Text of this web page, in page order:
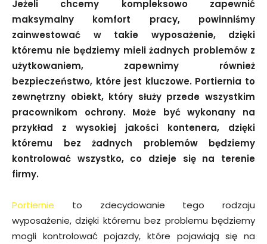
Jeżeli chcemy kompleksowo zapewnić
maksymalny komfort pracy, powinniśmy
zainwestować w takie wyposażenie, dzięki
któremu nie będziemy mieli żadnych problemów z
użytkowaniem, zapewnimy również
bezpieczeństwo, które jest kluczowe. Portiernia to
zewnętrzny obiekt, który służy przede wszystkim
pracownikom ochrony. Może być wykonany na
przykład z wysokiej jakości kontenera, dzięki
któremu bez żadnych problemów będziemy
kontrolować wszystko, co dzieje się na terenie
firmy.
Portiernie to zdecydowanie tego rodzaju
wyposażenie, dzięki któremu bez problemu będziemy
mogli kontrolować pojazdy, które pojawiają się na